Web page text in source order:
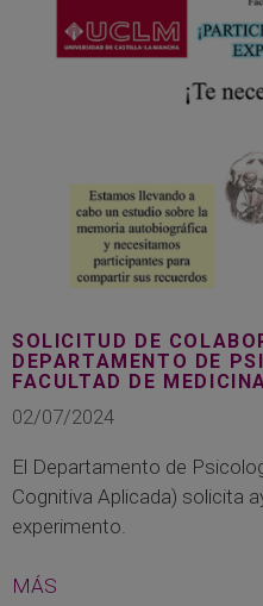
SOLICITUD DE
DEPARTAMENTO DE
FACULTAD DE
02/07/2024
El Departamento de
Cognitiva Aplicada) solicita
experimento.
MÁS